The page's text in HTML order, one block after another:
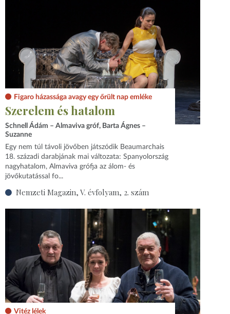
Figaro házassága avagy egy őrült nap emléke
Szerelem és hatalom
Schnell Ádám – Almaviva gróf, Barta Ágnes –
Suzanne
Egy nem túl távoli jövőben játszódik Beaumarchais
18. századi darabjának mai változata: Spanyolország
nagyhatalom, Almaviva grófja az álom- és
jövőkutatással fo...
Nemzeti Magazin, V. évfolyam, 2. szám
Vitéz lélek